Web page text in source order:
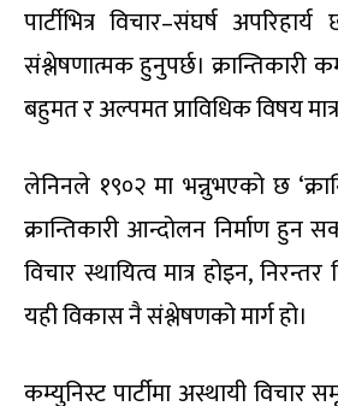
पार्टीभित्र विचार–संघर्ष
संश्लेषणात्मक हुनुपर्छ। क्रान्तिकारी
बहुमत र अल्पमत प्राविधिक विषय
लेनिनले १९०२ मा भन्नुभएको छ
क्रान्तिकारी आन्दोलन निर्माण हुन
विचार स्थायित्व मात्र होइन,
यही विकास नै संश्लेषणको मार्ग हो।
कम्युनिस्ट पार्टीमा अस्थायी विचार